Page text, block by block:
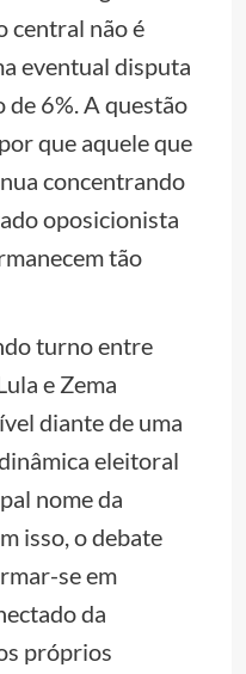
central não é
eventual disputa
de 6%. A questão
que aquele que
concentrando
oposicionista
tão
turno entre
e Zema
diante de uma
eleitoral
nome da
isso, o debate
se em
da
próprios